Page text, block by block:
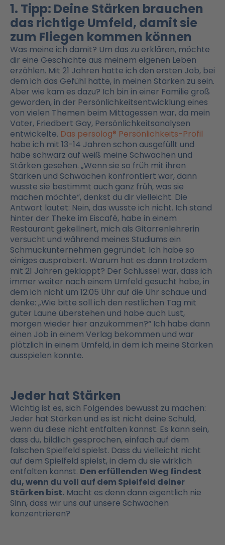
1. Tipp: Deine Stärken brauchen
das richtige Umfeld, damit sie
zum Fliegen kommen können
Was meine ich damit? Um das zu erklären, möchte
dir eine Geschichte aus meinem eigenen Leben
erzählen. Mit 21 Jahren hatte ich den ersten Job, bei
dem ich das Gefühl hatte, in meinen Stärken zu sein.
Aber wie kam es dazu? Ich bin in einer Familie groß
geworden, in der Persönlichkeitsentwicklung eines
von vielen Themen beim Mittagessen war, da mein
Vater, Friedbert Gay, Persönlichkeitsanalysen
entwickelte. Das persolog® Persönlichkeits-Profil
habe ich mit 13-14 Jahren schon ausgefüllt und
habe schwarz auf weiß meine Schwächen und
Stärken gesehen. „Wenn sie so früh mit ihren
Stärken und Schwächen konfrontiert war, dann
wusste sie bestimmt auch ganz früh, was sie
machen möchte“, denkst du dir vielleicht. Die
Antwort lautet: Nein, das wusste ich nicht. Ich stand
hinter der Theke im Eiscafé, habe in einem
Restaurant gekellnert, mich als Gitarrenlehrerin
versucht und während meines Studiums ein
Schmuckunternehmen gegründet. Ich habe so
einiges ausprobiert. Warum hat es dann trotzdem
mit 21 Jahren geklappt? Der Schlüssel war, dass ich
immer weiter nach einem Umfeld gesucht habe, in
dem ich nicht um 12:05 Uhr auf die Uhr schaue und
denke: „Wie bitte soll ich den restlichen Tag mit
guter Laune überstehen und habe auch Lust,
morgen wieder hier anzukommen?“ Ich habe dann
einen Job in einem Verlag bekommen und war
plötzlich in einem Umfeld, in dem ich meine Stärken
ausspielen konnte.
Jeder hat Stärken
Wichtig ist es, sich Folgendes bewusst zu machen:
Jeder hat Stärken und es ist nicht deine Schuld,
wenn du diese nicht entfalten kannst. Es kann sein,
dass du, bildlich gesprochen, einfach auf dem
falschen Spielfeld spielst. Dass du vielleicht nicht
auf dem Spielfeld spielst, in dem du sie wirklich
entfalten kannst. Den erfüllenden Weg findest
du, wenn du voll auf dem Spielfeld deiner
Stärken bist. Macht es denn dann eigentlich nie
Sinn, dass wir uns auf unsere Schwächen
konzentrieren?